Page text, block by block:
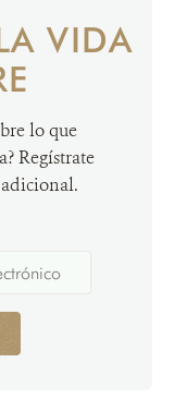
VIDA
lo que
Regístrate